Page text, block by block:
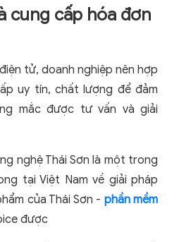
cung cấp hóa đơn
tử, doanh nghiệp nên hợp
uy tín, chất lượng để đảm
mắc được tư vấn và giải
nghệ Thái Sơn là một trong
tại Việt Nam về giải pháp
của Thái Sơn - phần mềm
được